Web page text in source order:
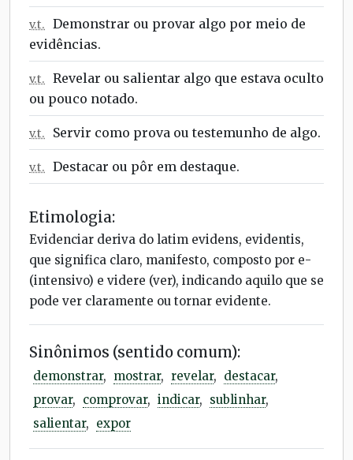
v.t.
Demonstrar ou provar algo por meio de
evidências.
v.t.
Revelar ou salientar algo que estava oculto
ou pouco notado.
v.t. Servir como prova ou testemunho de algo.
v.t. Destacar ou pôr em destaque.
Etimologia:
Evidenciar deriva do latim evidens, evidentis,
que significa claro, manifesto, composto por e-
(intensivo) e videre (ver), indicando aquilo que se
pode ver claramente ou tornar evidente.
Sinônimos (sentido comum):
demonstrar, mostrar, revelar, destacar,
provar, comprovar, indicar, sublinhar,
salientar, expor